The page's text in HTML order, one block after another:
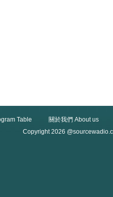
Table
關於我們 About us
Copyright 2026